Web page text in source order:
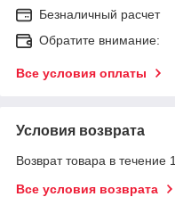
Безналичный расчет
Обратите внимание:
Все условия оплаты
Условия возврата
Возврат товара в течение
Все условия возврата